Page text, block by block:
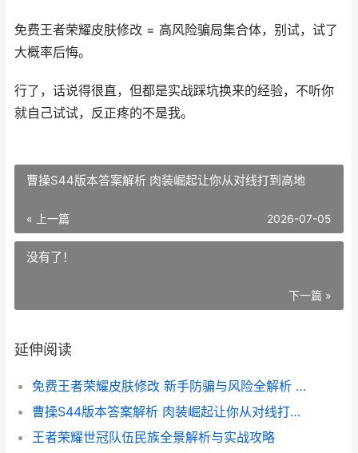
免费王者荣耀皮肤修改 = 高风险骗局集合体，别试，试了
大概率后悔。
行了，话说得很直，但都是实战踩坑换来的经验，不听你
就自己试试，反正疼的不是我。
曹操S44版本答案解析 肉装崛起让你从对线打到高地
« 上一篇 2026-07-05
没有了！
下一篇 »
延伸阅读
免费王者荣耀皮肤修改 新手防骗与风险全解析 实用避坑指南
曹操S44版本答案解析 肉装崛起让你从对线打到高地
王者荣耀世冠队伍民族全景解析与实战攻略